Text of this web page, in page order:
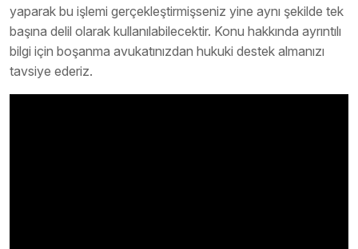
yaparak bu işlemi gerçekleştirmişseniz yine aynı şekilde tek
başına delil olarak kullanılabilecektir. Konu hakkında ayrıntılı
bilgi için boşanma avukatınızdan hukuki destek almanızı
tavsiye ederiz.